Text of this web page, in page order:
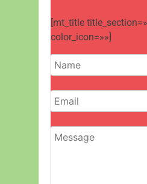
[mt_title
color_icon=»»]